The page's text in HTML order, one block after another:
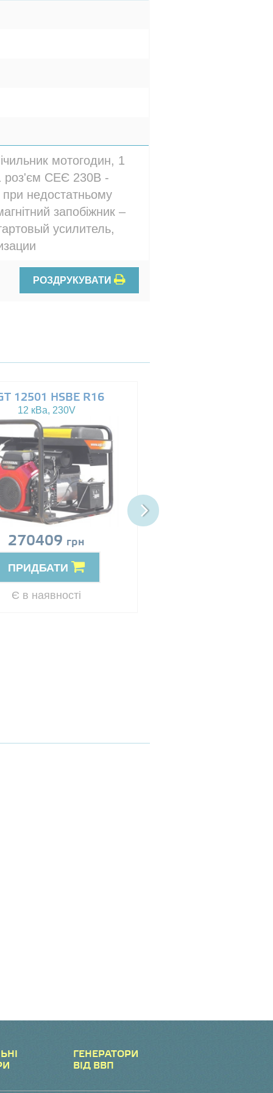
мотогодин, 1
роз'єм СЕЄ 230В -
недостатньому
запобіжник –
усилитель,
РОЗДРУКУВАТИ
12501 HSBE R16
12 кВа, 230V
270409 грн
ПРИДБАТИ
Є в наявності
ГЕНЕРАТОРИ
ВІД ВВП